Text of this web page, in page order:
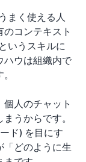
まく使える人
コンテキスト
いうスキルに
ハウは組織内で
人のチャット
うからです。
ド) を目にす
「どのように生